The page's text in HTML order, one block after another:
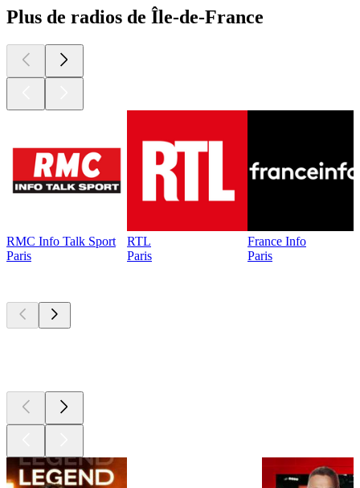
Plus de radios de Île-de-France
RMC Info Talk Sport
Paris
RTL
Paris
France Info
Paris